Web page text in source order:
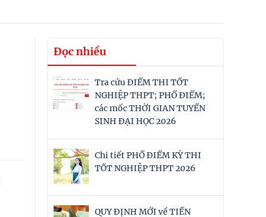
Đọc nhiều
Tra cứu ĐIỂM THI TỐT
NGHIỆP THPT; PHỔ ĐIỂM;
các mốc THỜI GIAN TUYỂN
SINH ĐẠI HỌC 2026
Chi tiết PHỔ ĐIỂM KỲ THI
TỐT NGHIỆP THPT 2026
QUY ĐỊNH MỚI về TIỀN